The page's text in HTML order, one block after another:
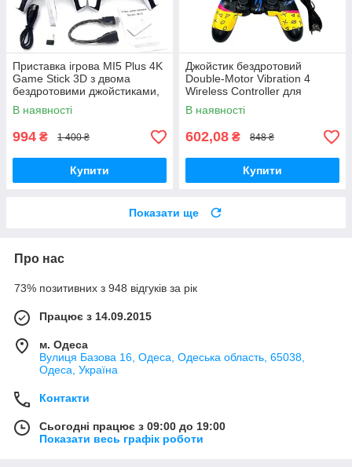
Приставка ігрова MI5 Plus 4K
Game Stick 3D з двома
бездротовими джойстиками,
64 Гб
В наявності
994 ₴ 1 400 ₴
Купити
Джойстик бездротовий
Double-Motor Vibration 4
Wireless Controller для
PS4/PC FIFA
В наявності
602,08 ₴ 848 ₴
Купити
Показати ще
Про нас
73% позитивних з 948 відгуків за рік
Працює з 14.09.2015
м. Одеса
Вулиця Базова 16, Одеса, Одеська область, 65038,
Одеса, Україна
Контакти
Сьогодні працює з 09:00 до 19:00
Показати весь графік роботи